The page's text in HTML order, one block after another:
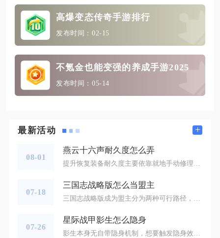
高爆变态传奇手游排行
发布时间：02-15
不氪金也能变强的养成手游2025
发布时间：05-14
最新活动 +
08-01
燕云十六声耐久度怎么弄
07-18
三国志战略版怎么当盟主
07-26
星际战甲影生怎么隐身
影生本身无自带隐身机制，想要触发隐身效果分为战甲技能隐身、守护MOD辅助隐身、移植技能隐身三类主流方式，搭配影生近战输出能稳定维持潜行输出环境。影生是暗影咖喱专属侍刃，自身只具备近战伤害与触发相关特性，不存在武器主动隐身技能，所有隐身效果均依靠战甲、守护或移植技能提供，不同隐身手段适配的影生输出流派有明显区分，熟练搭配后既能满足间谍任务全程潜行，也能在中断、生存副本依靠隐身规避伤害，同步触发隐匿近战增伤。依靠Ash战甲烟幕技能是适配影生最通用的隐身方案，Ash二技能烟幕释放后